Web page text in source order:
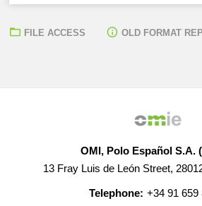
FILE ACCESS OLD FORMAT
OMI, Polo Español S.A.
13 Fray Luis de León Street,
Telephone: +34 91 659